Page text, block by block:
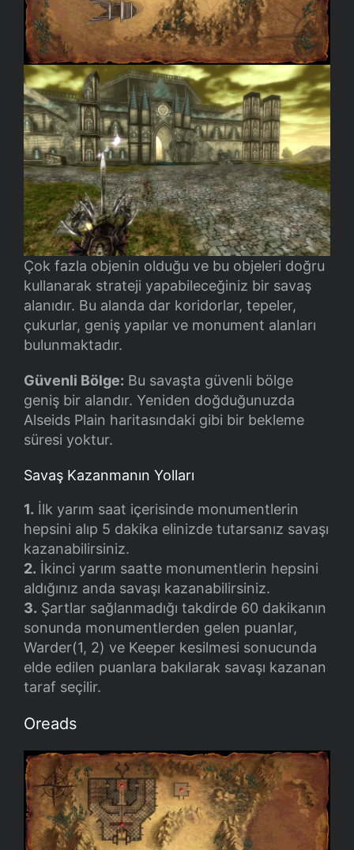
Çok fazla objenin olduğu ve bu objeleri doğru
kullanarak strateji yapabileceğiniz bir savaş
alanıdır. Bu alanda dar koridorlar, tepeler,
çukurlar, geniş yapılar ve monument alanları
bulunmaktadır.
Güvenli Bölge: Bu savaşta güvenli bölge
geniş bir alandır. Yeniden doğduğunuzda
Alseids Plain haritasındaki gibi bir bekleme
süresi yoktur.
Savaş Kazanmanın Yolları
1. İlk yarım saat içerisinde monumentlerin
hepsini alıp 5 dakika elinizde tutarsanız savaşı
kazanabilirsiniz.
2. İkinci yarım saatte monumentlerin hepsini
aldığınız anda savaşı kazanabilirsiniz.
3. Şartlar sağlanmadığı takdirde 60 dakikanın
sonunda monumentlerden gelen puanlar,
Warder(1, 2) ve Keeper kesilmesi sonucunda
elde edilen puanlara bakılarak savaşı kazanan
taraf seçilir.
Oreads